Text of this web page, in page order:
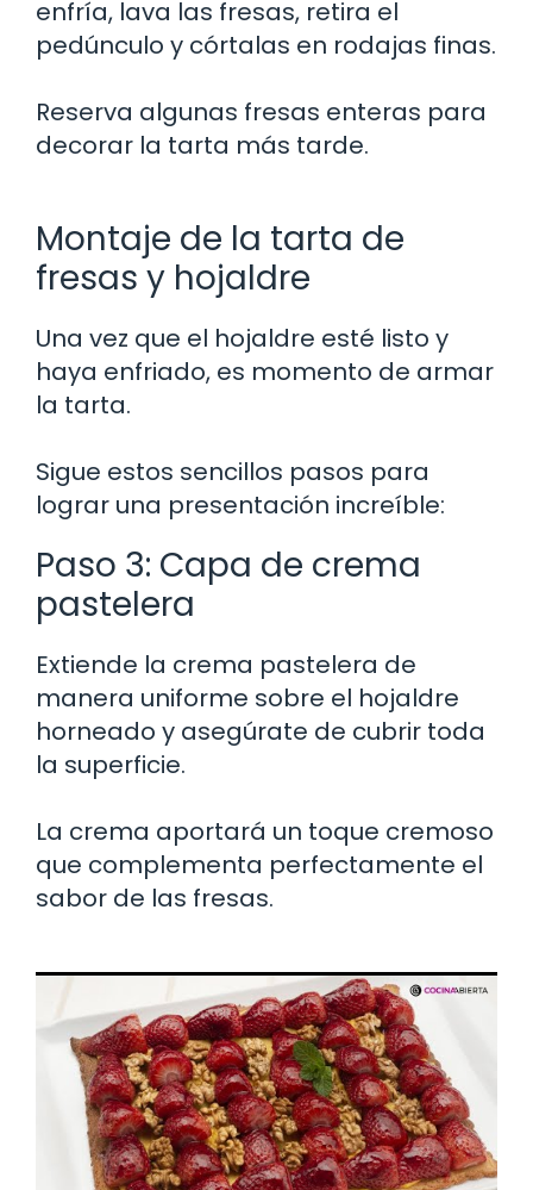
enfría, lava las fresas, retira el
pedúnculo y córtalas en rodajas finas.
Reserva algunas fresas enteras para
decorar la tarta más tarde.
Montaje de la tarta de
fresas y hojaldre
Una vez que el hojaldre esté listo y
haya enfriado, es momento de armar
la tarta.
Sigue estos sencillos pasos para
lograr una presentación increíble:
Paso 3: Capa de crema
pastelera
Extiende la crema pastelera de
manera uniforme sobre el hojaldre
horneado y asegúrate de cubrir toda
la superficie.
La crema aportará un toque cremoso
que complementa perfectamente el
sabor de las fresas.